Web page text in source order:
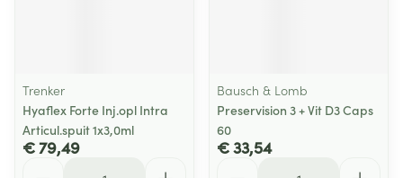
Trenker
Hyaflex Forte Inj.opl Intra
Articul.spuit 1x3,0ml
€ 79,49
Bausch & Lomb
Preservision 3 + Vit D3 Caps
60
€ 33,54